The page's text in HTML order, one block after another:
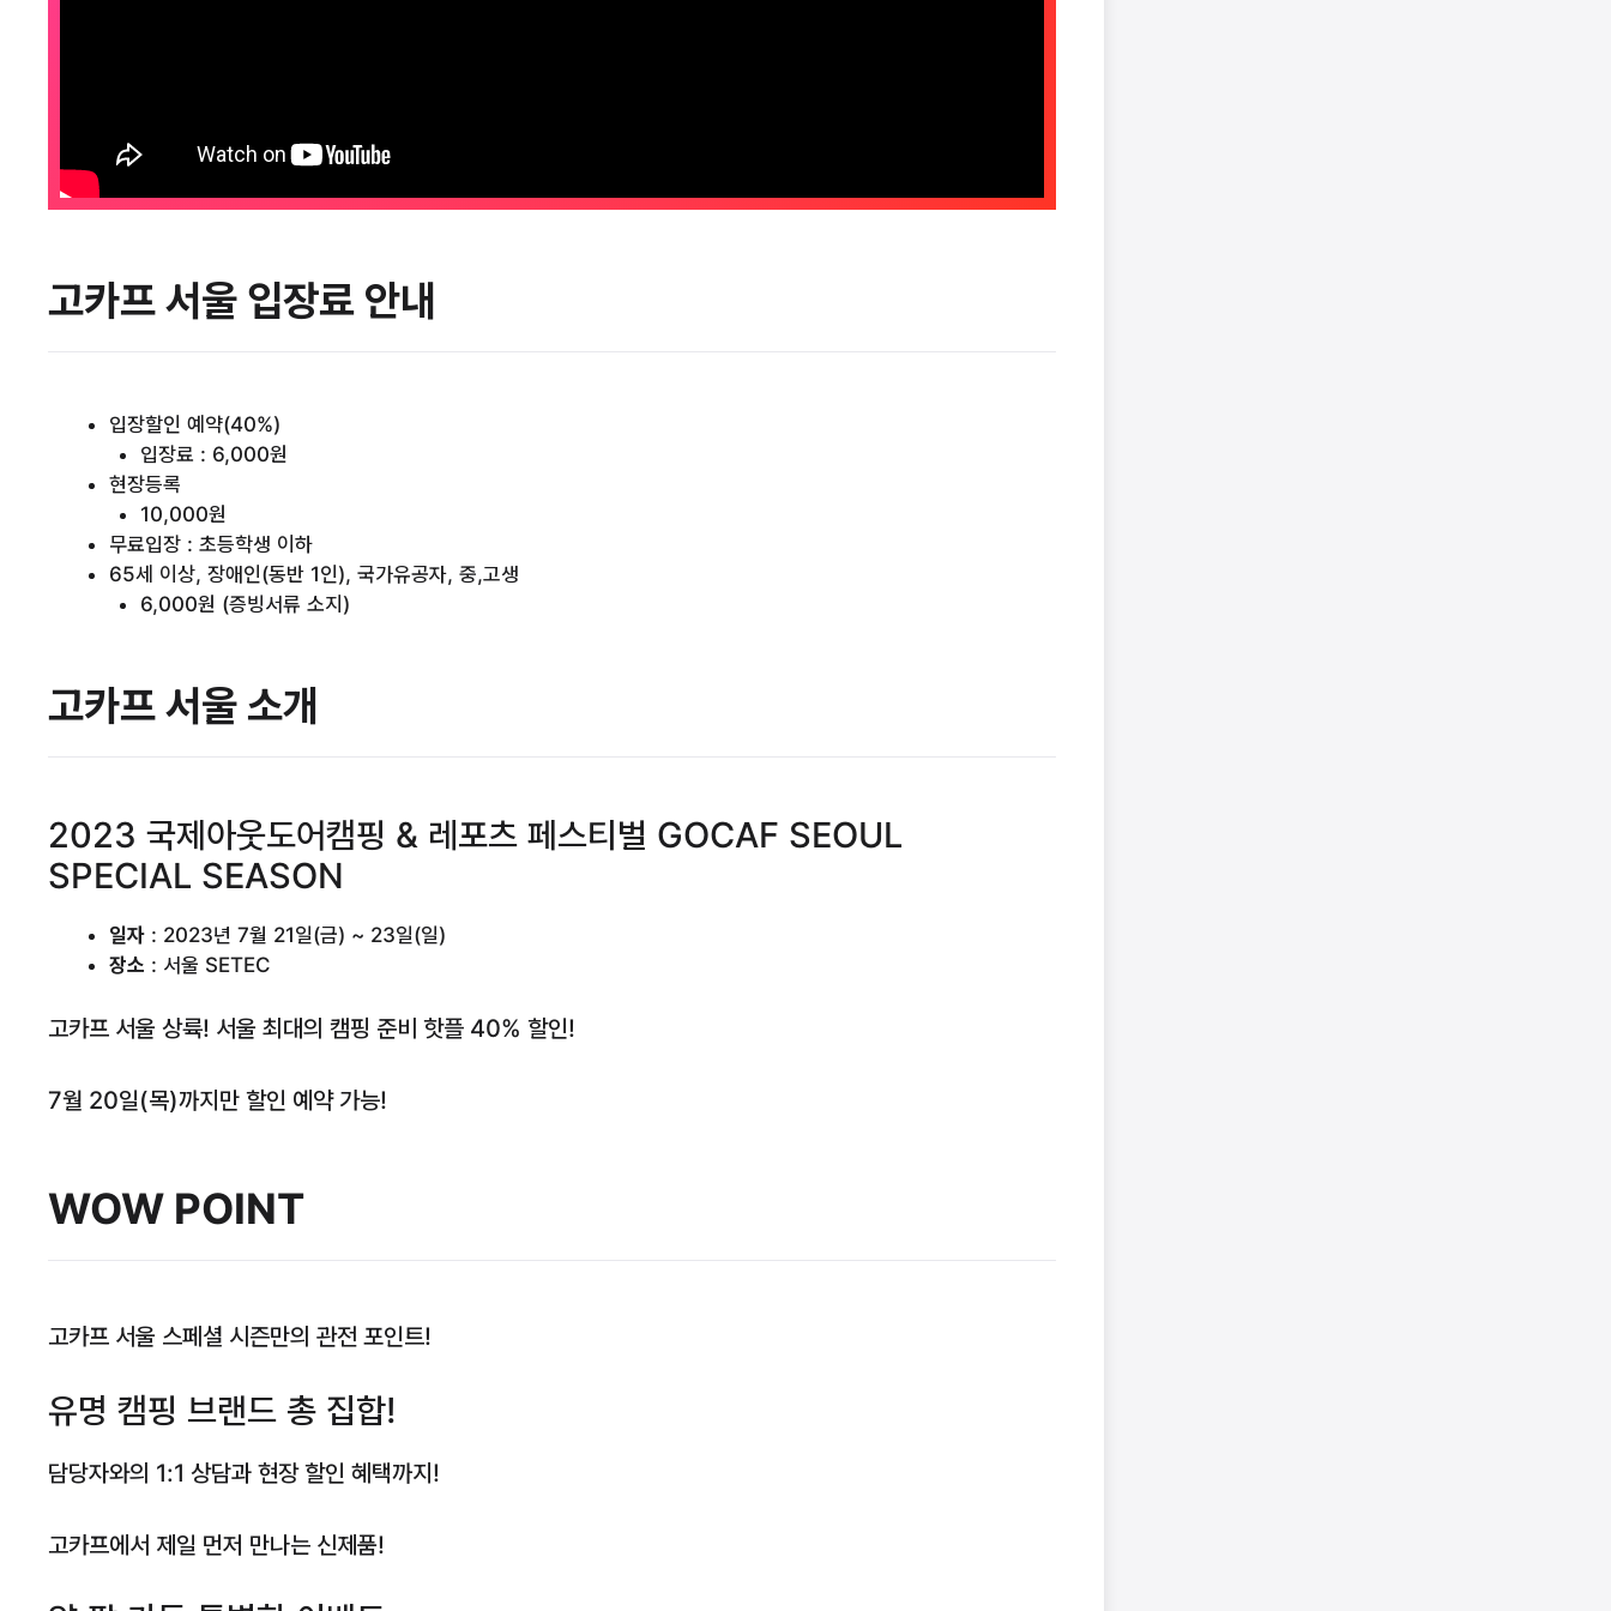
고카프 서울 입장료 안내
입장할인 예약(40%)
입장료 : 6,000원
현장등록
10,000원
무료입장 : 초등학생 이하
65세 이상, 장애인(동반 1인), 국가유공자, 중,고생
6,000원 (증빙서류 소지)
고카프 서울 소개
2023 국제아웃도어캠핑 & 레포츠 페스티벌 GOCAF SEOUL
SPECIAL SEASON
일자 : 2023년 7월 21일(금) ~ 23일(일)
장소 : 서울 SETEC
고카프 서울 상륙! 서울 최대의 캠핑 준비 핫플 40% 할인!
7월 20일(목)까지만 할인 예약 가능!
WOW POINT
고카프 서울 스페셜 시즌만의 관전 포인트!
유명 캠핑 브랜드 총 집합!
담당자와의 1:1 상담과 현장 할인 혜택까지!
고카프에서 제일 먼저 만나는 신제품!